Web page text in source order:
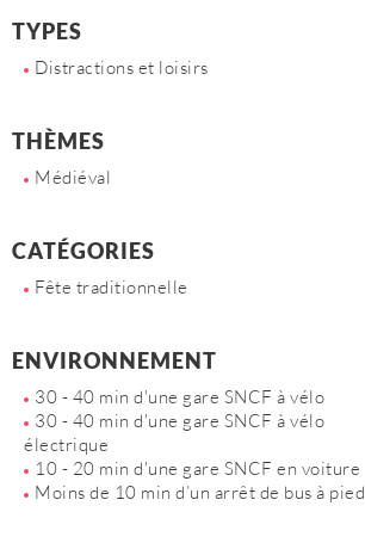
TYPES
Distractions et loisirs
THÈMES
Médiéval
CATÉGORIES
Fête traditionnelle
ENVIRONNEMENT
30 - 40 min d'une gare SNCF à vélo
30 - 40 min d'une gare SNCF à vélo
électrique
10 - 20 min d'une gare SNCF en voiture
Moins de 10 min d’un arrêt de bus à pied